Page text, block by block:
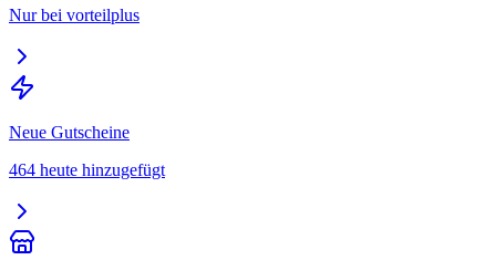
Nur bei vorteilplus
Neue Gutscheine
464 heute hinzugefügt